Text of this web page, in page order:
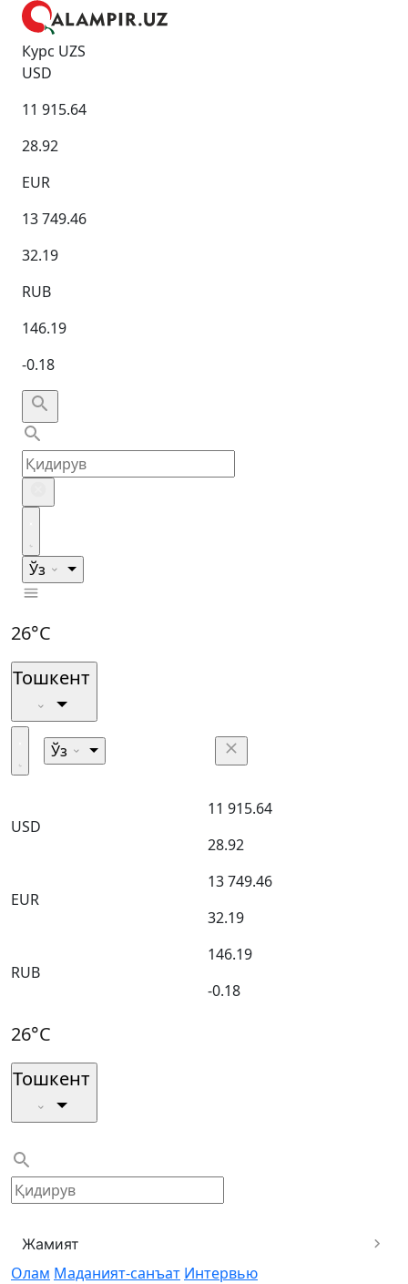
Курс UZS
USD
11 915.64
28.92
EUR
13 749.46
32.19
RUB
146.19
-0.18
Ўз
26°C
Тошкент
Ўз
USD
11 915.64
28.92
EUR
13 749.46
32.19
RUB
146.19
-0.18
26°C
Тошкент
Жамият
Олам Маданият-санъат Интервью